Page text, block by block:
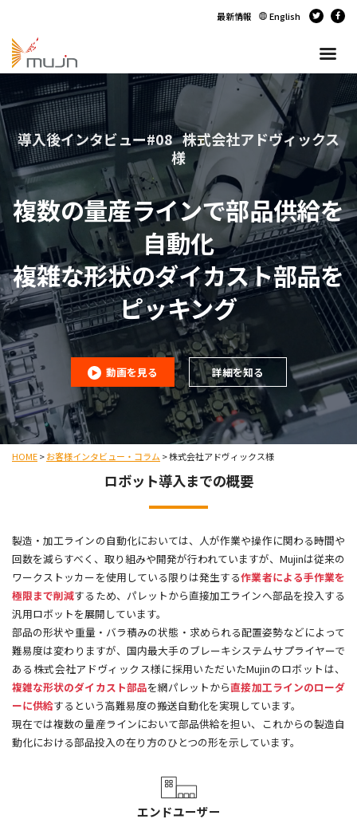
最新情報 English
導入後インタビュー#08 株式会社アドヴィックス
様
複数の量産ラインで部品供給を
自動化
複雑な形状のダイカスト部品を
ピッキング
動画を見る 詳細を知る
HOME>お客様インタビュー・コラム >株式会社アドヴィックス様
ロボット導入までの概要
製造・加工ラインの自動化においては、人が作業や操作に関わる時間や
回数を減らすべく、取り組みや開発が行われていますが、Mujinは従来の
ワークストッカーを使用している限りは発生する作業者による手作業を
極限まで削減するため、パレットから直接加工ラインへ部品を投入する
汎用ロボットを展開しています。
部品の形状や重量・バラ積みの状態・求められる配置姿勢などによって
難易度は変わりますが、国内最大手のブレーキシステムサプライヤーで
ある株式会社アドヴィックス様に採用いただいたMujinのロボットは、
複雑な形状のダイカスト部品を網パレットから直接加工ラインのローダ
ーに供給するという高難易度の搬送自動化を実現しています。
現在では複数の量産ラインにおいて部品供給を担い、これからの製造自
動化における部品投入の在り方のひとつの形を示しています。
エンドユーザー